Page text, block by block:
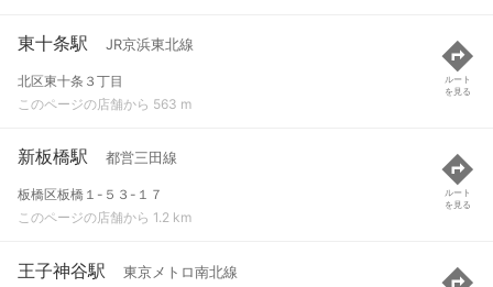
東十条駅 JR京浜東北線
北区東十条３丁目
このページの店舗から 563 m
ルート
を見る
新板橋駅 都営三田線
板橋区板橋１-５３-１７
このページの店舗から 1.2 km
ルート
を見る
王子神谷駅 東京メトロ南北線